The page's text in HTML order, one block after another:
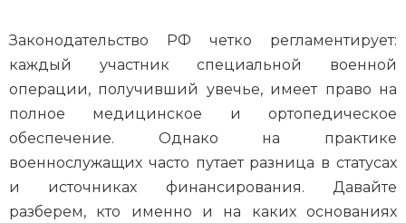
Законодательство РФ четко регламентирует:
каждый участник специальной военной
операции, получивший увечье, имеет право на
полное медицинское и ортопедическое
обеспечение. Однако на практике
военнослужащих часто путает разница в статусах
и источниках финансирования. Давайте
разберем, кто именно и на каких основаниях